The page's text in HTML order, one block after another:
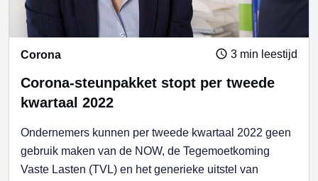
Corona 3 min leestijd
Corona-steunpakket stopt per tweede
kwartaal 2022
Ondernemers kunnen per tweede kwartaal 2022 geen
gebruik maken van de NOW, de Tegemoetkoming
Vaste Lasten (TVL) en het generieke uitstel van